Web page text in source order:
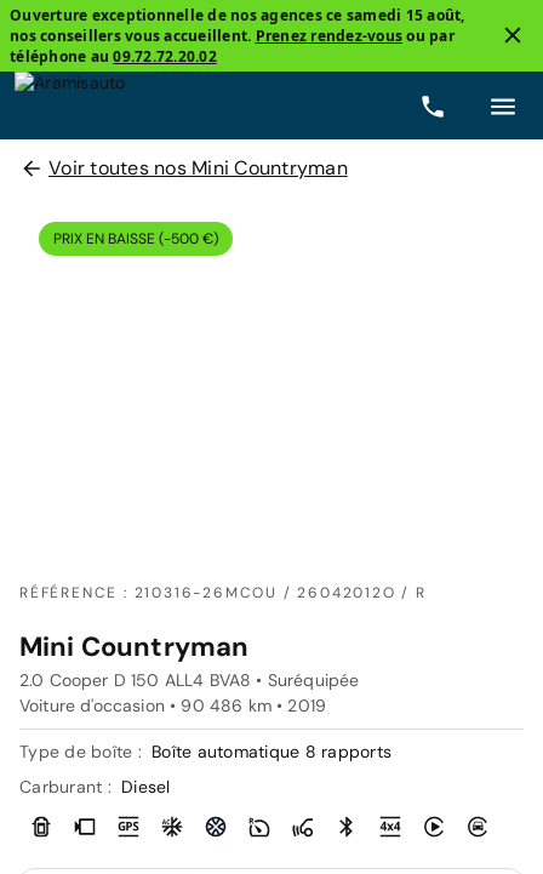
Ouverture exceptionnelle de nos agences ce samedi 15 août,
nos conseillers vous accueillent. Prenez rendez-vousou par
téléphone au09.72.72.20.02
Voir toutes nos Mini Countryman
PRIX EN BAISSE (-500 €)
RÉFÉRENCE : 210316-26MCOU / 26042012O / R
Mini Countryman
2.0 Cooper D 150 ALL4 BVA8 • Suréquipée
Voiture d'occasion • 90 486 km • 2019
Type de boîte : Boîte automatique 8 rapports
Carburant : Diesel